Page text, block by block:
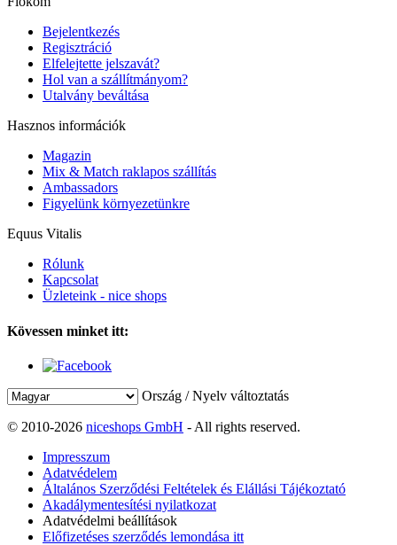
Bejelentkezés
Regisztráció
Elfelejtette jelszavát?
Hol van a szállítmányom?
Utalvány beváltása
Hasznos információk
Magazin
Mix & Match raklapos szállítás
Ambassadors
Figyelünk környezetünkre
Equus Vitalis
Rólunk
Kapcsolat
Üzleteink - nice shops
Kövessen minket itt:
Ország / Nyelv változtatás
© 2010-2026 niceshops GmbH - All rights reserved.
Impresszum
Adatvédelem
Általános Szerződési Feltételek és Elállási Tájékoztató
Akadálymentesítési nyilatkozat
Adatvédelmi beállítások
Előfizetéses szerződés lemondása itt